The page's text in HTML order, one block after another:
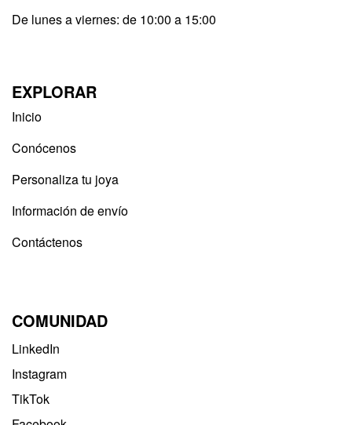
De lunes a viernes: de 10:00 a 15:00
EXPLORAR
Inicio
Conócenos
Personaliza tu joya
Información de envío
Contáctenos
COMUNIDAD
LinkedIn
Instagram
TikTok